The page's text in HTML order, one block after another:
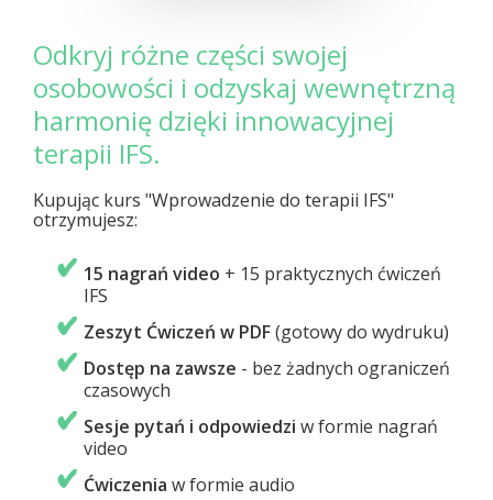
Odkryj różne części swojej
osobowości i odzyskaj wewnętrzną
harmonię dzięki innowacyjnej
terapii IFS.
Kupując kurs "Wprowadzenie do terapii IFS"
otrzymujesz:
15 nagrań video + 15 praktycznych ćwiczeń
IFS
Zeszyt Ćwiczeń w PDF(gotowy do wydruku)
Dostęp na zawsze - bez żadnych ograniczeń
czasowych
Sesje pytań i odpowiedzi w formie nagrań
video
Ćwiczenia w formie audio